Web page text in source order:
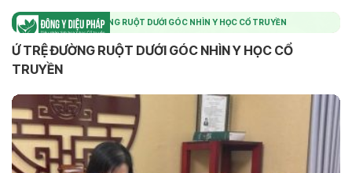
Ứ TRỆ ĐƯỜNG RUỘT DƯỚI GÓC NHÌN Y HỌC CỔ TRUYỀN
Ứ TRỆ ĐƯỜNG RUỘT DƯỚI GÓC NHÌN Y HỌC CỔ
TRUYỀN